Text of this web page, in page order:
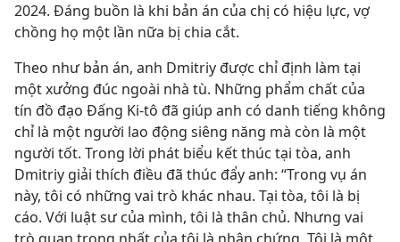
2024. Đáng buồn là khi bản án của chị có hiệu lực, vợ
chồng họ một lần nữa bị chia cắt.
Theo như bản án, anh Dmitriy được chỉ định làm tại
một xưởng đúc ngoài nhà tù. Những phẩm chất của
tín đồ đạo Đấng Ki-tô đã giúp anh có danh tiếng không
chỉ là một người lao động siêng năng mà còn là một
người tốt. Trong lời phát biểu kết thúc tại tòa, anh
Dmitriy giải thích điều đã thúc đẩy anh: “Trong vụ án
này, tôi có những vai trò khác nhau. Tại tòa, tôi là bị
cáo. Với luật sư của mình, tôi là thân chủ. Nhưng vai